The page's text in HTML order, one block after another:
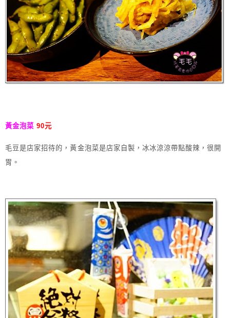
黃金泡菜 90元
毛豆是店家招待的，黃金泡菜是店家自製，冰冰涼涼帶點酸辣，很開
胃。